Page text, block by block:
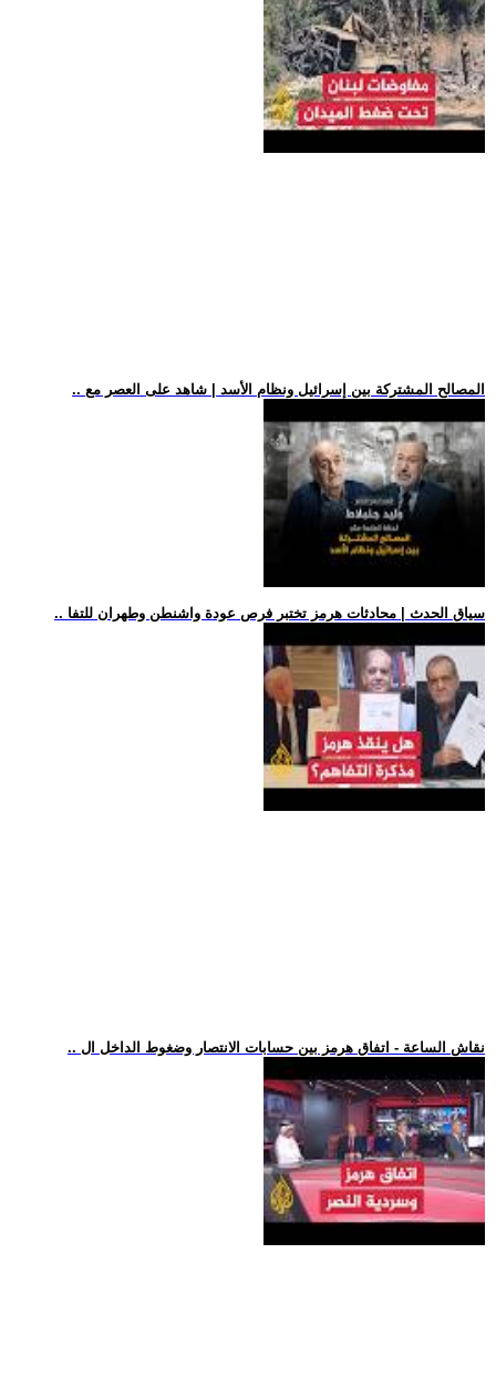
.. المصالح المشتركة بين إسرائيل ونظام الأسد | شاهد على العصر مع
.. سياق الحدث | محادثات هرمز تختبر فرص عودة واشنطن وطهران للتفا
.. نقاش الساعة - اتفاق هرمز بين حسابات الانتصار وضغوط الداخل ال